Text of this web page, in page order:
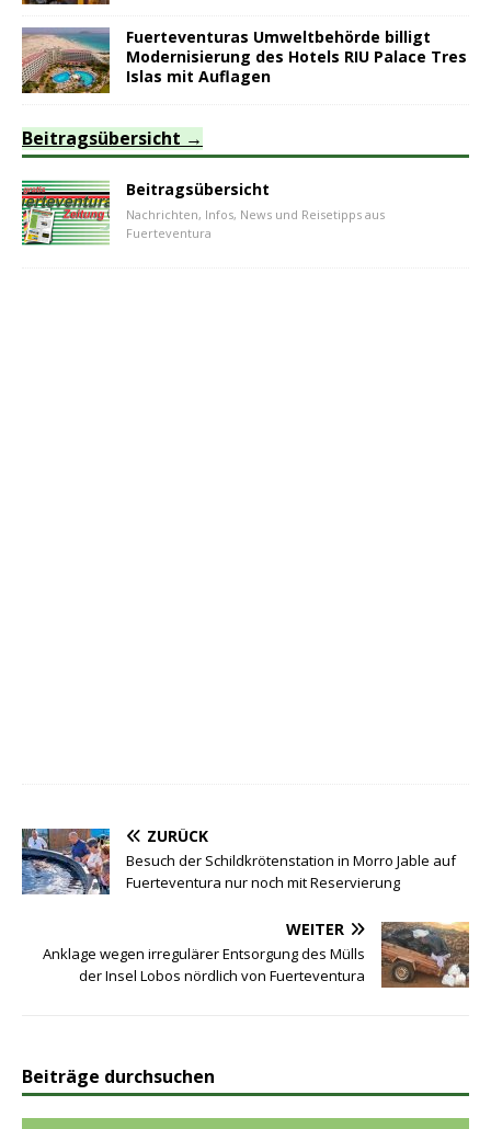
Fuerteventuras Umweltbehörde billigt
Modernisierung des Hotels RIU Palace Tres
Islas mit Auflagen
Beitragsübersicht
Beitragsübersicht
Nachrichten, Infos, News und Reisetipps aus
Fuerteventura
ZURÜCK
Besuch der Schildkrötenstation in Morro Jable auf
Fuerteventura nur noch mit Reservierung
WEITER
Anklage wegen irregulärer Entsorgung des Mülls
der Insel Lobos nördlich von Fuerteventura
Beiträge durchsuchen